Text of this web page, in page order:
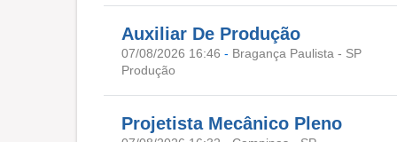
Auxiliar De Produção
07/08/2026 16:46 - Bragança Paulista - SP
Produção
Projetista Mecânico Pleno